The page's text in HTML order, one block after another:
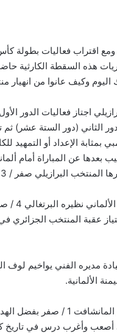
هذه السقطة الكارثية
اليوم وكيف عانوا من انهيار
اجتاز فعاليات الدور
الثاني (دور الستة عشر)
بمثابة الإعداد أو
بعدها عن المباراة أمام
المنتخب البرازيلي صفر / 3 .
وعلى
مديره الفني يواخيم لوف
الألمانية.
أصعب وأغرب درس في